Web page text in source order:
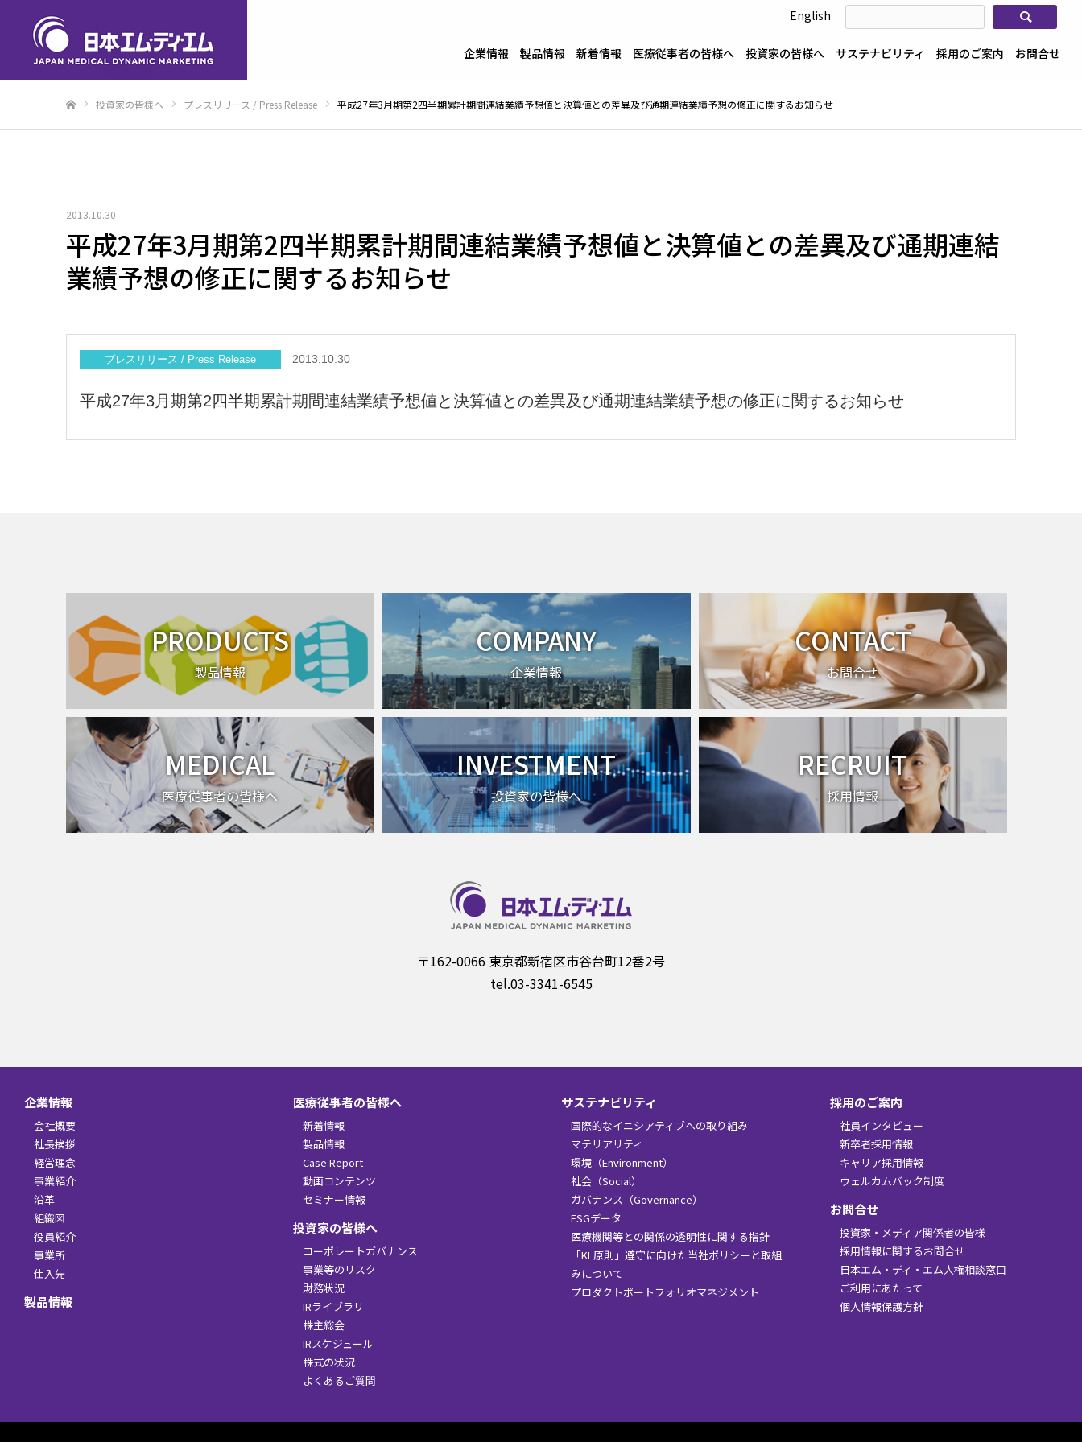
English
検索
企業情報 製品情報 新着情報 医療従事者の皆様へ 投資家の皆様へ サステナビリティ 採用のご案内 お問合せ
投資家の皆様へ プレスリリース / Press Release 平成27年3月期第2四半期累計期間連結業績予想値と決算値との差異及び通期連結業績予想の修正に関するお知らせ
2013.10.30
平成27年3月期第2四半期累計期間連結業績予想値と決算値との差異及び通期連結
業績予想の修正に関するお知らせ
プレスリリース / Press Release 2013.10.30
平成27年3月期第2四半期累計期間連結業績予想値と決算値との差異及び通期連結業績予想の修正に関するお知らせ
PRODUCTS
製品情報
COMPANY
企業情報
CONTACT
お問合せ
MEDICAL
医療従事者の皆様へ
INVESTMENT
投資家の皆様へ
RECRUIT
採用情報
〒162-0066 東京都新宿区市谷台町12番2号
tel.03-3341-6545
企業情報
会社概要
社長挨拶
経営理念
事業紹介
沿革
組織図
役員紹介
事業所
仕入先
製品情報
医療従事者の皆様へ
新着情報
製品情報
Case Report
動画コンテンツ
セミナー情報
投資家の皆様へ
コーポレートガバナンス
事業等のリスク
財務状況
IRライブラリ
株主総会
IRスケジュール
株式の状況
よくあるご質問
サステナビリティ
国際的なイニシアティブへの取り組み
マテリアリティ
環境（Environment）
社会（Social）
ガバナンス（Governance）
ESGデータ
医療機関等との関係の透明性に関する指針
「KL原則」遵守に向けた当社ポリシーと取組
みについて
プロダクトポートフォリオマネジメント
採用のご案内
社員インタビュー
新卒者採用情報
キャリア採用情報
ウェルカムバック制度
お問合せ
投資家・メディア関係者の皆様
採用情報に関するお問合せ
日本エム・ディ・エム人権相談窓口
ご利用にあたって
個人情報保護方針